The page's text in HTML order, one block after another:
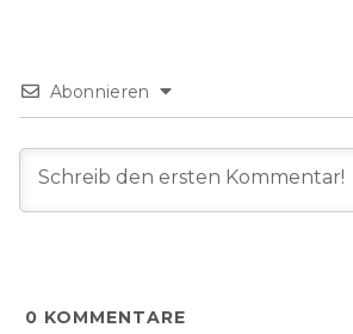
Abonnieren
0 KOMMENTARE